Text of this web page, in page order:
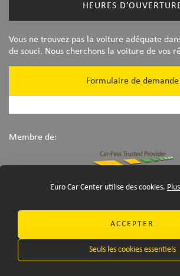
Euro Car Center utilise des cookies.
ACCEPTER
Seuls les cookies essentiels
HEURES
Vous ne trouvez pas la voiture adéquate
de souci. Nous cherchons la voiture de vos
Formulaire de demande
Membre de:
©Euro Car Center 2026 -disclaimer